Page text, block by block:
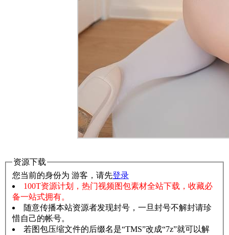
资源下载
您当前的身份为 游客，请先登录
100T资源计划，热门视频图包素材全站下载，收藏必
备一站式拥有。
随意传播本站资源者发现封号，一旦封号不解封请珍
惜自己的帐号。
若图包压缩文件的后缀名是“TMS”改成“7z”就可以解